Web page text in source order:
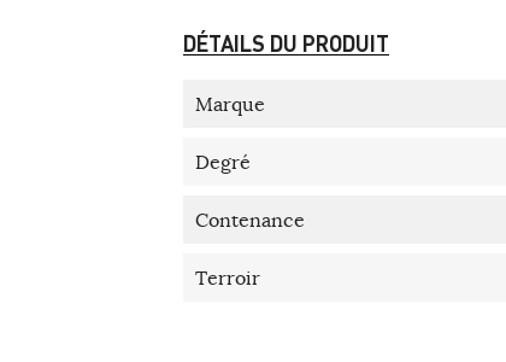
DÉTAILS DU PRODUIT
Marque
Degré
Contenance
Terroir